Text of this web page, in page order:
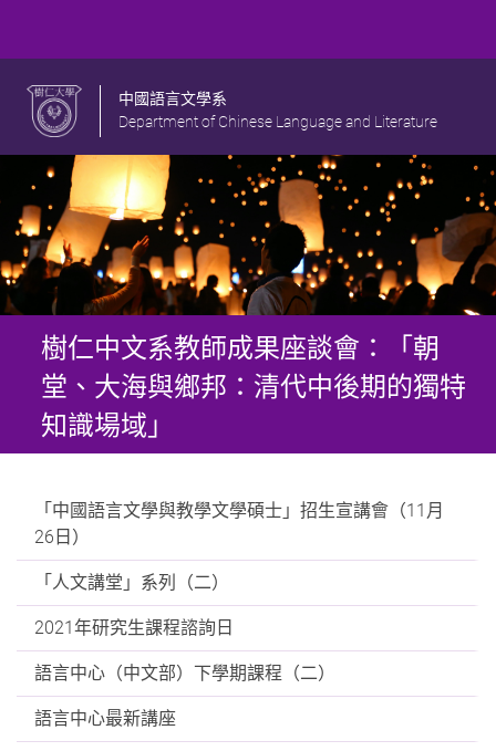
中國語言文學系
Department of Chinese Language and Literature
樹仁中文系教師成果座談會：「朝
堂、大海與鄉邦：清代中後期的獨特
知識場域」
「中國語言文學與教學文學碩士」招生宣講會（11月
26日）
「人文講堂」系列（二）
2021年研究生課程諮詢日
語言中心（中文部）下學期課程（二）
語言中心最新講座